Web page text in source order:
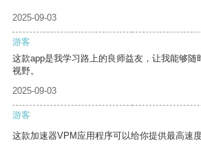
2025-09-03
游客
这款app是我学习路上的良师益友，让我能够随
视野。
2025-09-03
游客
这款加速器VPM应用程序可以给你提供最高速